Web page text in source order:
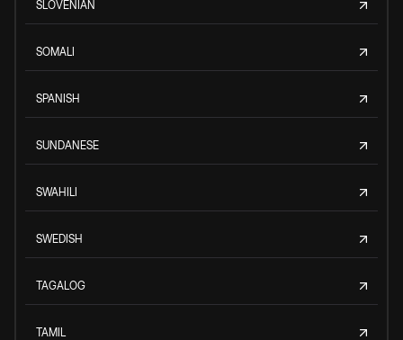
SLOVENIAN
SOMALI
SPANISH
SUNDANESE
SWAHILI
SWEDISH
TAGALOG
TAMIL